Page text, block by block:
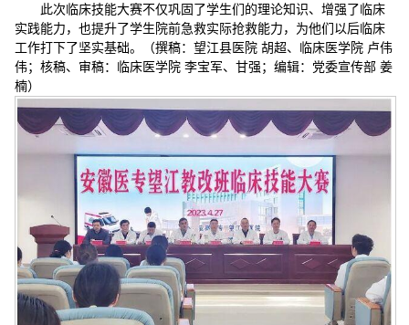
此次临床技能大赛不仅巩固了学生们的理论知识、增强了临床
实践能力，也提升了学生院前急救实际抢救能力，为他们以后临床
工作打下了坚实基础。（撰稿：望江县医院 胡超、临床医学院 卢伟
伟；核稿、审稿：临床医学院 李宝军、甘强；编辑：党委宣传部 姜
楠）